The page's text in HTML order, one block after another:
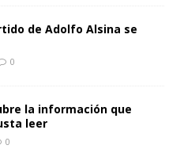
de Adolfo Alsina se
0
la información que
leer
0